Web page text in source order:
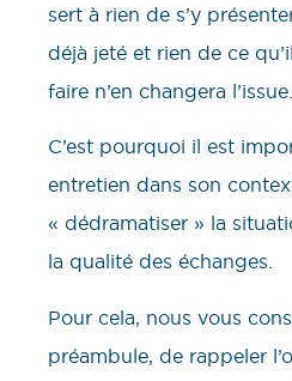
sert à rien de s’y
déjà jeté et rien de ce
faire n’en changera l’issue.
C’est pourquoi il est
entretien dans son
« dédramatiser » la
la qualité des échanges.
Pour cela, nous vous
préambule, de rappeler